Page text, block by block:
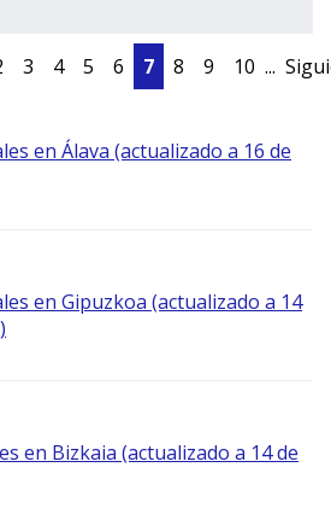
3 4 5 6 7 8 9 10 ...
en Álava (actualizado a 16 de
en Gipuzkoa (actualizado a 14
en Bizkaia (actualizado a 14 de